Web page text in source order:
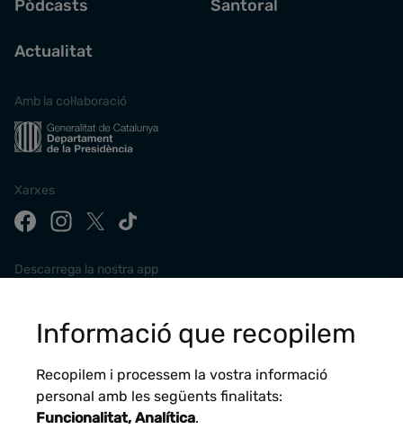
Pòdcasts
Actualitat
Santoral
Amb la col·laboració
Xarxes
Descarrega la nostra app
Informació que recopilem
Recopilem i processem la vostra informació
personal amb les següents finalitats:
Funcionalitat, Analítica.